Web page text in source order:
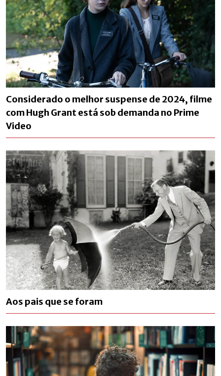
Considerado o melhor suspense de 2024, filme
com Hugh Grant está sob demanda no Prime
Video
Aos pais que se foram